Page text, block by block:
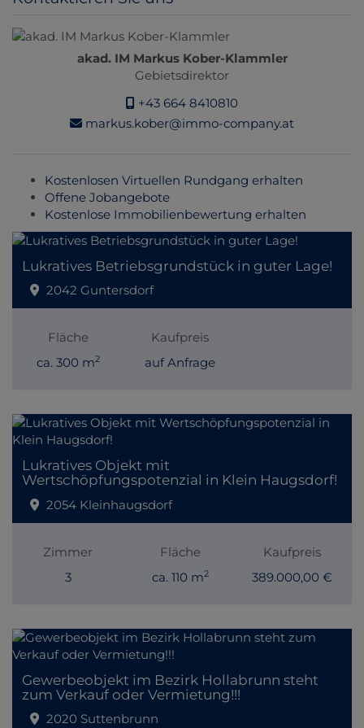
akad. IM Markus Kober-Klammler
Gebietsdirektor
+43 664 8410810
markus.kober@immo-company.at
Kostenlosen Virtuellen Rundgang erhalten
Offene Jobangebote
Kostenlose Immobilienbewertung erhalten
Lukratives Betriebsgrundstück in guter Lage!
2042 Guntersdorf
Fläche
ca. 300 m2
Kaufpreis
auf Anfrage
Lukratives Objekt mit
Wertschöpfungspotenzial in Klein Haugsdorf!
2054 Kleinhaugsdorf
Zimmer
3
Fläche
ca. 110 m2
Kaufpreis
389.000,00 €
Gewerbeobjekt im Bezirk Hollabrunn steht
zum Verkauf oder Vermietung!!!
2020 Suttenbrunn